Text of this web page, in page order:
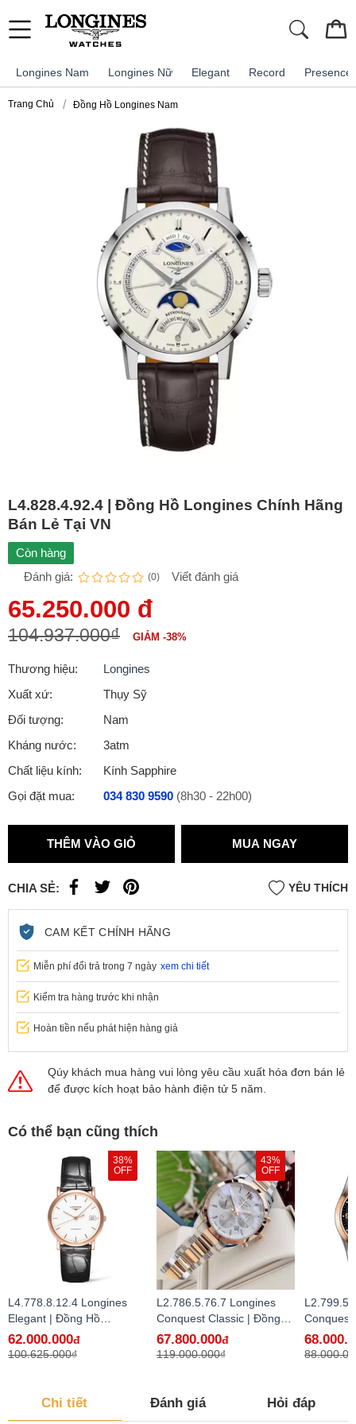
Longines Nam Longines Nữ Elegant Record Presence
Trang Chủ Đồng Hồ Longines Nam
L4.828.4.92.4 | Đồng Hồ Longines Chính Hãng
Bán Lẻ Tại VN
Còn hàng
Đánh giá:
(0) Viết đánh giá
65.250.000 đ
104.937.000₫ GIẢM -38%
Thương hiệu:
Longines
Xuất xứ:
Thụy Sỹ
Đối tượng:
Nam
Kháng nước:
3atm
Chất liệu kính:
Kính Sapphire
Gọi đặt mua:
034 830 9590 (8h30 - 22h00)
THÊM VÀO GIỎ MUA NGAY
CHIA SẺ: YÊU THÍCH
CAM KẾT CHÍNH HÃNG
Miễn phí đổi trả trong 7 ngày xem chi tiết
Kiểm tra hàng trước khi nhận
Hoàn tiền nếu phát hiện hàng giả
Qúy khách mua hàng vui lòng yêu cầu xuất hóa đơn bán lẻ
để được kích hoạt bảo hành điện tử 5 năm.
Có thể bạn cũng thích
38%
OFF
L4.778.8.12.4 Longines
Elegant | Đồng Hồ
Longines Chính Hãng Bán
Lẻ Tại VN
62.000.000đ
100.625.000₫
43%
OFF
L2.786.5.76.7 Longines
Conquest Classic | Đồng
Hồ Longines Chính Hãng
Bán Lẻ Tại VN
67.800.000đ
119.000.000₫
Hồ
Bán Lẻ
Chi tiết Đánh giá Hỏi đáp